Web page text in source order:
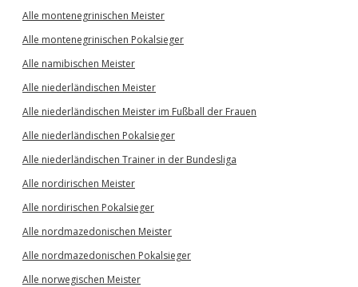
Alle montenegrinischen Meister
Alle montenegrinischen Pokalsieger
Alle namibischen Meister
Alle niederländischen Meister
Alle niederländischen Meister im Fußball der Frauen
Alle niederländischen Pokalsieger
Alle niederländischen Trainer in der Bundesliga
Alle nordirischen Meister
Alle nordirischen Pokalsieger
Alle nordmazedonischen Meister
Alle nordmazedonischen Pokalsieger
Alle norwegischen Meister